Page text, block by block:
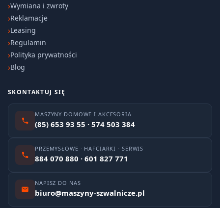
Wymiana i zwroty
Reklamacje
Leasing
Regulamin
Polityka prywatności
Blog
SKONTAKTUJ SIĘ
MASZYNY DOMOWE I AKCESORIA
(85) 653 93 55 · 574 503 384
PRZEMYSŁOWE · HAFCIARKI · SERWIS
884 070 880 · 601 827 771
NAPISZ DO NAS
biuro@maszyny-szwalnicze.pl